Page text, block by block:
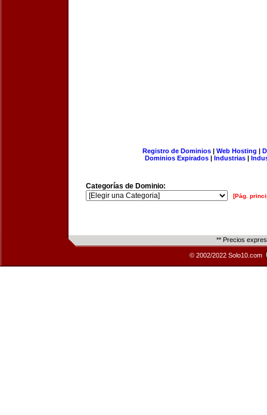
Registro de Dominios| Web Hosting |
Dominios Expirados | Industrias |
Categorías de Dominio:
[Pág.
** Precios
© 2002/2022 Solo10.com